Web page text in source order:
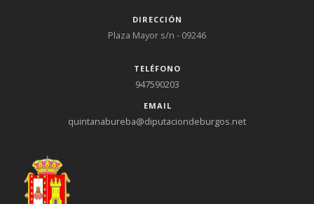
DIRECCIÓN
Plaza Mayor s/n - 09246
TELÉFONO
947590203
EMAIL
quintanabureba@diputaciondeburgos.net